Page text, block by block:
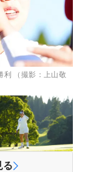
利 （撮影：上山敬
る